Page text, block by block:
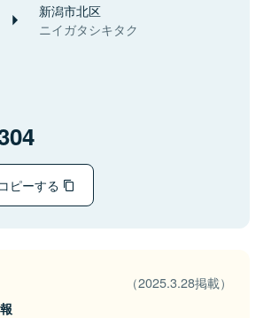
新潟市北区
ニイガタシキタク
ピーする
（2025.3.28掲載）